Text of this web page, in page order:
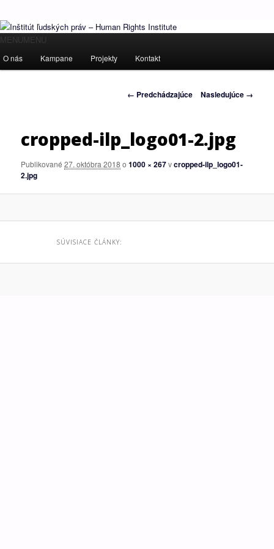
Inštitút ľudských práv – Human
Rights Institute
Ľudské práva pre všetkých!
Hlavné
Preskočiť
na
MENU MENU
O nás Kampane Projekty Kontakt
Navigácia
← Predchádzajúce Nasledujúce →
cropped-ilp_logo01-2.jpg
Publikované27. októbra 2018 o1000 × 267vcropped-ilp_logo01-
2.jpg
SÚVISIACE ČLÁNKY: